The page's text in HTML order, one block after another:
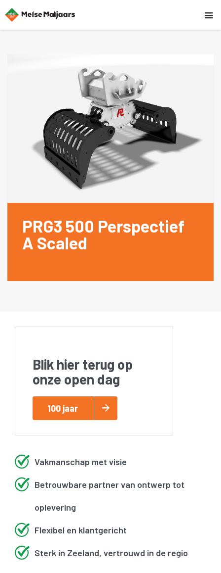
PRG3 500 Perspectief
A Scaled
Blik hier terug op
onze open dag
100 jaar
Vakmanschap met visie
Betrouwbare partner van ontwerp tot
oplevering
Flexibel en klantgericht
Sterk in Zeeland, vertrouwd in de regio